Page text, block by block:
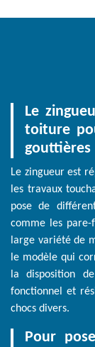
Le
toiture
gouttières
Le zingueur est
les travaux
pose de
comme les
large variété de
le modèle qui
la disposition
fonctionnel et
chocs divers.
Pour